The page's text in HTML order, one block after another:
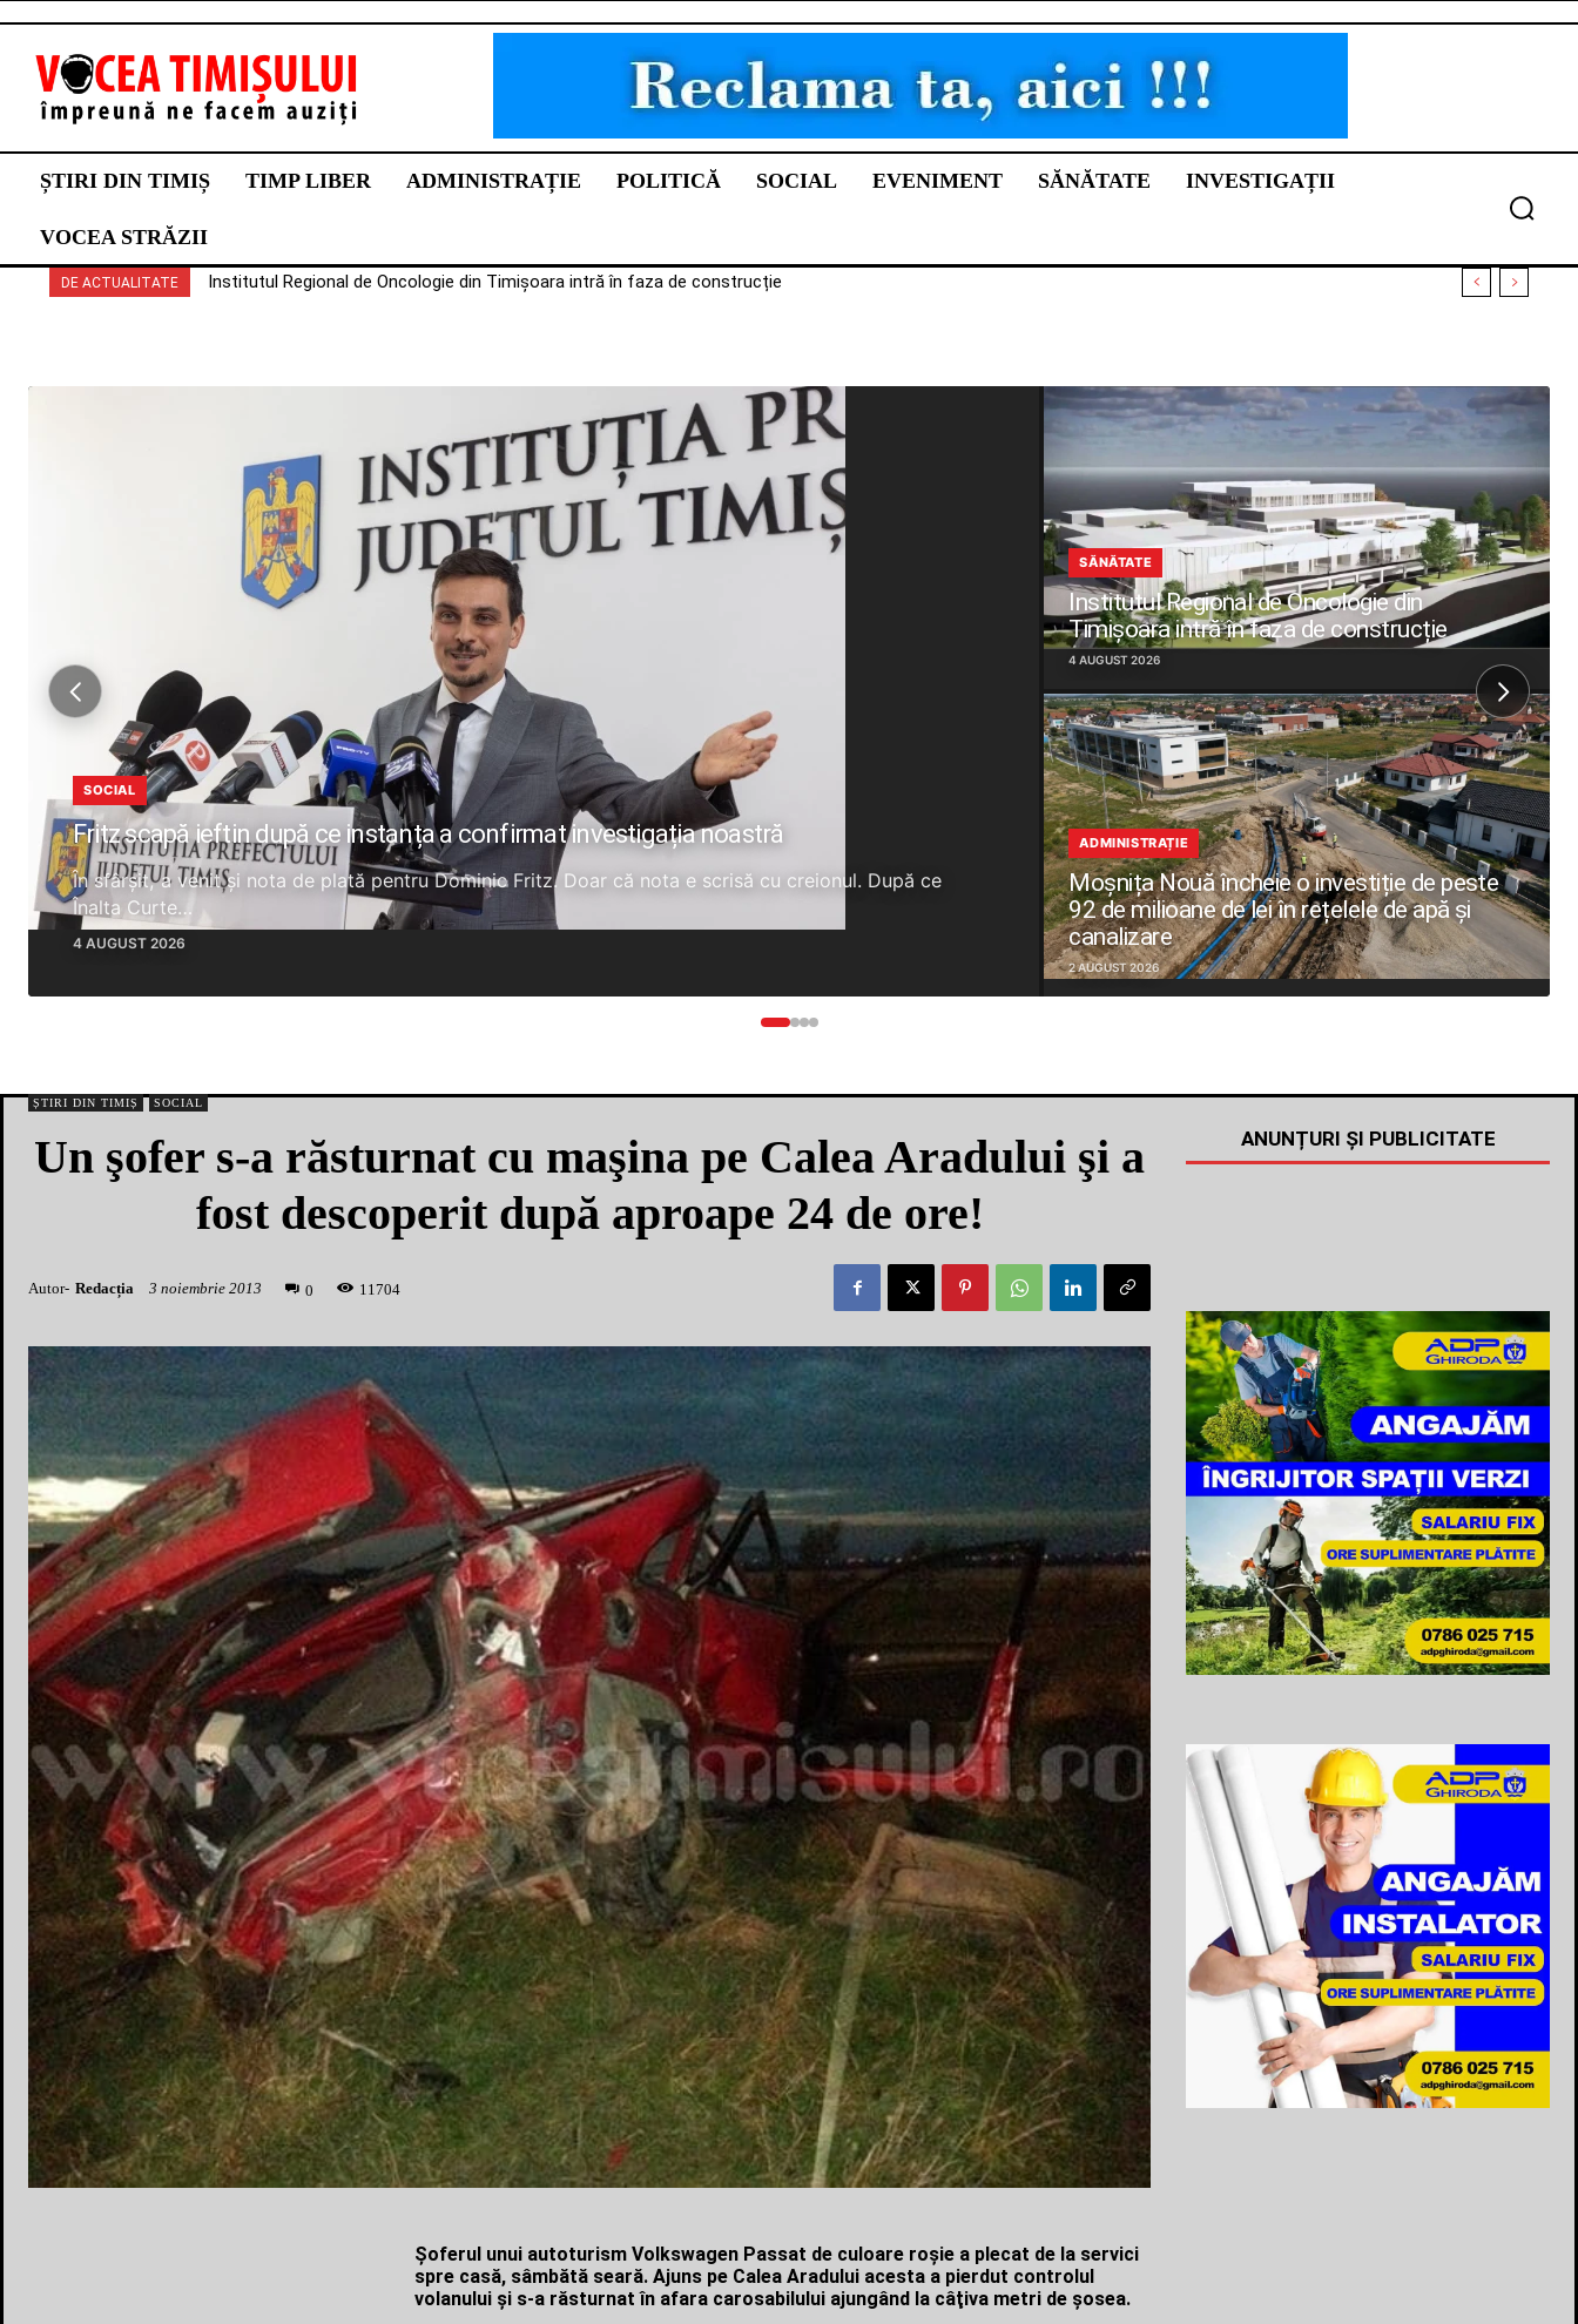
ȘTIRI DIN TIMIȘ TIMP LIBER ADMINISTRAȚIE POLITICĂ SOCIAL EVENIMENT SĂNĂTATE INVESTIGAȚII
VOCEA STRĂZII
DE ACTUALITATE Institutul Regional de Oncologie din Timișoara intră în faza de construcție
Moșnița Nouă încheie o investiție de peste 92 de milioane de lei în rețelele de apă și canalizare
SOCIAL
Fritz scapă ieftin după ce instanța a confirmat investigația noastră
În sfârșit, a venit și nota de plată pentru Dominic Fritz. Doar că nota e scrisă cu creionul. După ce
Înalta Curte…
4 AUGUST 2026
SĂNĂTATE
Institutul Regional de Oncologie din
Timișoara intră în faza de construcție
4 AUGUST 2026
ADMINISTRAȚIE
Moșnița Nouă încheie o investiție de peste
92 de milioane de lei în rețelele de apă și
canalizare
2 AUGUST 2026
ȘTIRI DIN TIMIȘ SOCIAL
Un şofer s-a răsturnat cu maşina pe Calea Aradului şi a
fost descoperit după aproape 24 de ore!
Autor- Redacția 3 noiembrie 2013 0 1 1704
Şoferul unui autoturism Volkswagen Passat de culoare roşie a plecat de la servici
spre casă, sâmbătă seară. Ajuns pe Calea Aradului acesta a pierdut controlul
volanului şi s-a răsturnat în afara carosabilului ajungând la câţiva metri de şosea.
ANUNȚURI ȘI PUBLICITATE